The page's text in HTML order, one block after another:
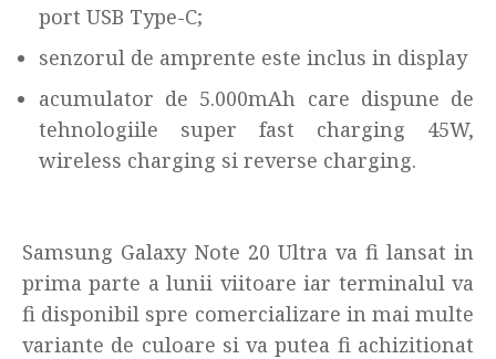
port USB Type-C;
senzorul de amprente este inclus in display
acumulator de 5.000mAh care dispune de
tehnologiile super fast charging 45W,
wireless charging si reverse charging.
Samsung Galaxy Note 20 Ultra va fi lansat in
prima parte a lunii viitoare iar terminalul va
fi disponibil spre comercializare in mai multe
variante de culoare si va putea fi achizitionat